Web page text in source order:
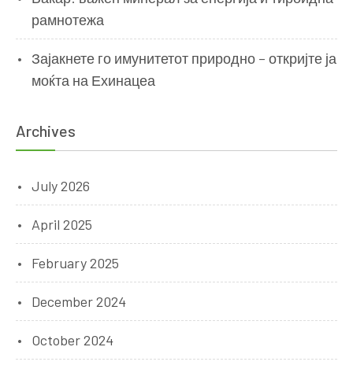
рамнотежа
Зајакнете го имунитетот природно – откријте ја
моќта на Ехинацеа
Archives
July 2026
April 2025
February 2025
December 2024
October 2024